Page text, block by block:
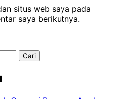
situs web saya pada
saya berikutnya.